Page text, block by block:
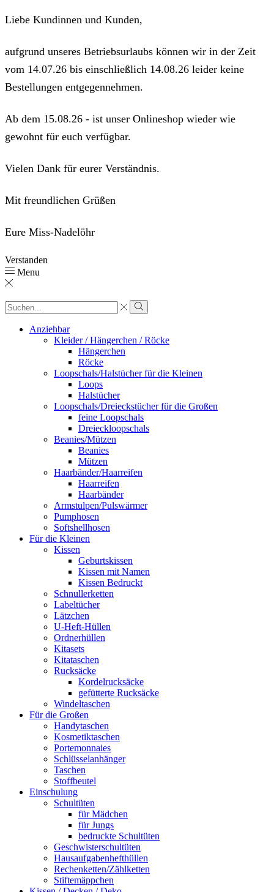
Liebe Kundinnen und Kunden,
aufgrund unseres Betriebsurlaubs können wir in der Zeit
vom 14.07.26 bis einschließlich 14.08.26 leider keine
Bestellungen entgegennehmen.
Ab dem 15.08.26 - ist unser Onlineshop wieder wie
gewohnt für euch verfügbar.
Vielen Dank für eurer Verständnis.
Mit freundlichen Grüßen
Eure Miss-Nadelöhr
Verstanden
Menu
Sucheingabe
Suche
Anziehbar
Kleider / Hängerchen / Röcke
Hängerchen
Röcke
Loopschals/Halstücher für die Kleinen
Loops
Halstücher
Loopschals/Dreieckstücher für die Großen
feine Loopschals
Dreieckloopschals
Beanies/Mützen
Beanies
Mützen
Haarbänder/Haarreifen
Haarreifen
Haarbänder
Armstulpen/Pulswärmer
Pumphosen
Softshellhosen
Für die Kleinen
Kissen
Geburtskissen
Kissen mit Namen
Kissen Bedruckt
Schnullerketten
Labeltücher
Lätzchen
U-Heft-Hüllen
Ordnerhüllen
Kitasets
Kitataschen
Rucksäcke
Kordelrucksäcke
gefütterte Rucksäcke
Windeltaschen
Für die Großen
Handytaschen
Kosmetiktaschen
Portemonnaies
Schlüsselanhänger
Taschen
Stoffbeutel
Einschulung
Schultüten
für Mädchen
für Jungs
bedruckte Schultüten
Geschwisterschultüten
Hausaufgabenhefthüllen
Rechenketten/Zählketten
Stiftemäppchen